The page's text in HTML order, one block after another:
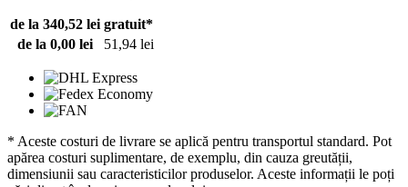
de la 340,52 lei gratuit*
de la 0,00 lei
51,94 lei
* Aceste costuri de livrare se aplică pentru transportul standard. Pot
apărea costuri suplimentare, de exemplu, din cauza greutății,
dimensiunii sau caracteristicilor produselor. Aceste informații le poți